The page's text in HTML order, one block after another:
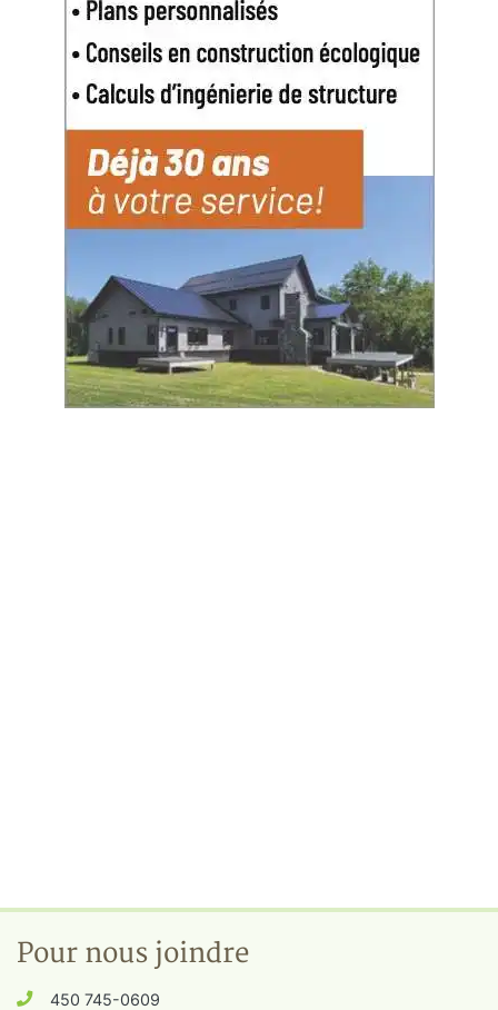
Pour nous joindre
450 745-0609